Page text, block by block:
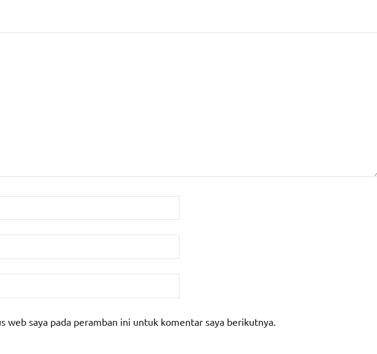
web saya pada peramban ini untuk komentar saya berikutnya.